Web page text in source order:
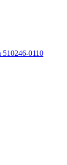
0110